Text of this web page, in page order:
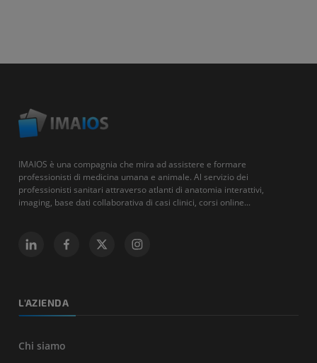
IMAIOS è una compagnia che mira ad assistere e formare
professionisti di medicina umana e animale. Al servizio dei
professionisti sanitari attraverso atlanti di anatomia interattivi,
imaging, base dati collaborativa di casi clinici, corsi online...
L'AZIENDA
Chi siamo